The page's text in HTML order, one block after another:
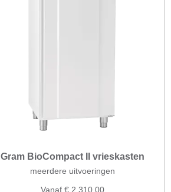
Gram BioCompact II vrieskasten
meerdere uitvoeringen
Vanaf € 2.310,00